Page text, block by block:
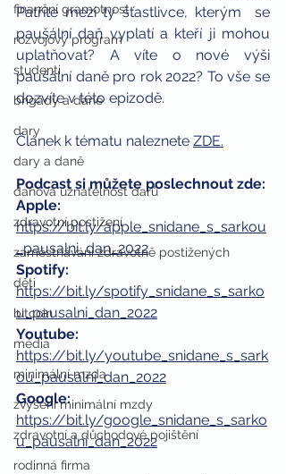
finanční gramotnost
rozvojový program
studenti
brigády a daně
dary
dary a daně
daňová uznatelnost darů
zdravotní postižení
zaměstnávání zdravotně postižených
děti
bitcoin
média
minimální mzda
zvýšení minimální mzdy
zdravotní a důchodové pojištění
rodinná firma
Patříte mezi ty šťastlivce, kterým  se
paušální daň vyplatí a kteří ji mohou
uplatňovat? A víte o nové výši
paušální daně pro rok 2022? To vše se
dozvíte v této epizodě.
Článek k tématu naleznete ZDE.
Podcast si můžete poslechnout zde:
https://bit.ly/apple_snidane_s_sarkou
_pausalni_dan_2022
https://bit.ly/spotify_snidane_s_sarko
u_pausalni_dan_2022
https://bit.ly/youtube_snidane_s_sark
ou_pausalni_dan_2022
Google:
https://bit.ly/google_snidane_s_sarko
u_pausalni_dan_2022